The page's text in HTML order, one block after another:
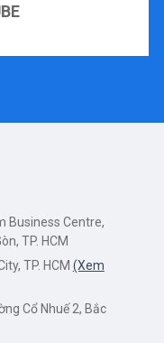
Business Centre,
TP. HCM
TP. HCM (Xem
Cổ Nhuế 2, Bắc